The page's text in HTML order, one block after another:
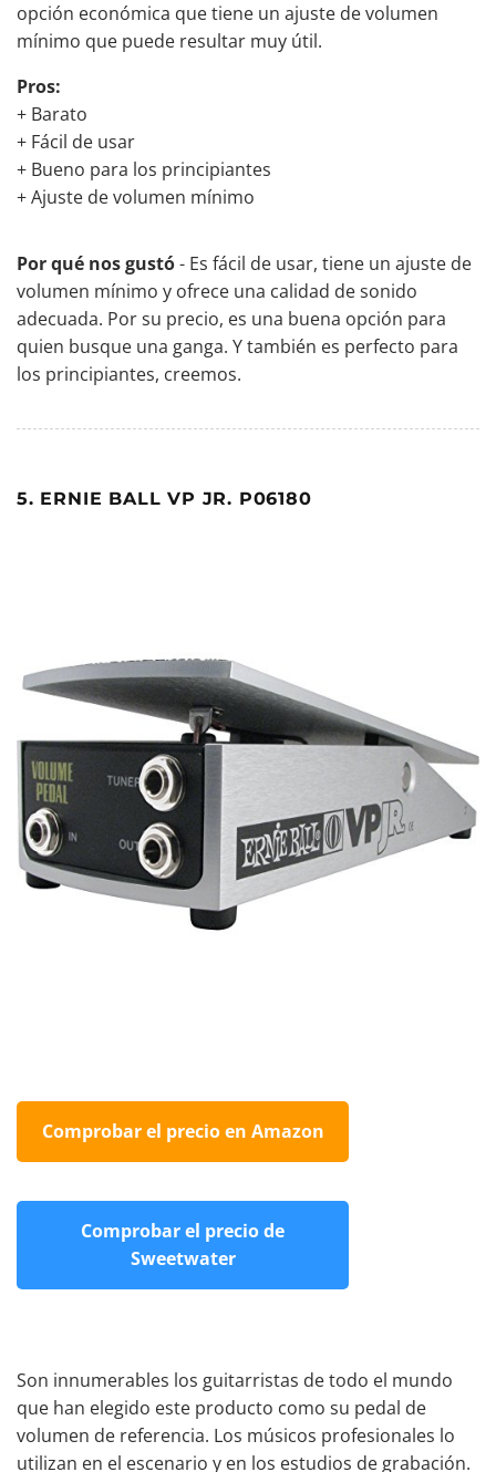
opción económica que tiene un ajuste de volumen
mínimo que puede resultar muy útil.
Pros:
+ Barato
+ Fácil de usar
+ Bueno para los principiantes
+ Ajuste de volumen mínimo
Por qué nos gustó- Es fácil de usar, tiene un ajuste de
volumen mínimo y ofrece una calidad de sonido
adecuada. Por su precio, es una buena opción para
quien busque una ganga. Y también es perfecto para
los principiantes, creemos.
5. ERNIE BALL VP JR. P06180
Comprobar el precio en Amazon
Comprobar el precio de
Sweetwater
Son innumerables los guitarristas de todo el mundo
que han elegido este producto como su pedal de
volumen de referencia. Los músicos profesionales lo
utilizan en el escenario y en los estudios de grabación.